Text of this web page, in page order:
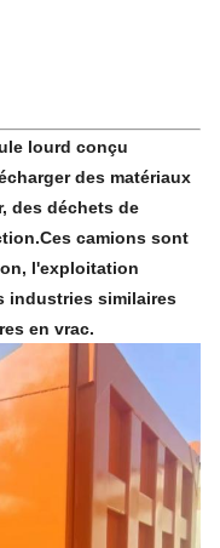
lourd conçu
des matériaux
des déchets de
camions sont
l'exploitation
industries similaires
en vrac.